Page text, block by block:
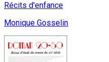
Récits d'enfance
Monique Gosselin